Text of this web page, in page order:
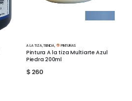
A LA TIZA,TIENDA, PINTURAS
Pintura A la tiza Multiarte Azul
Piedra 200ml
$ 260